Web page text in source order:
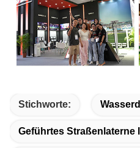
Stichworte:
Geführtes Straßenlaterne